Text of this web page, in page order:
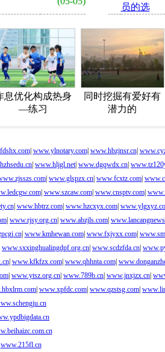
员的选
化构成热身
—练习
同时挖掘有爱好有
潜力的
| www.ylnotary.com| www.hbzjnsr.cn|
www.hljgl.net| www.dgqwdx.cn
www.glspzx.cn www.fcxtz.com
| www.szcaw.com| www.cnsptv.com|
| www.hbtrz.com| www.hzcxyx.com|
www.rjsy.org.cn www.abzjls.com
| www.kmhewan.com| www.fxjyxx.com|
www.sxxinghualingdpf.org.cn www.scdzfda.cn
| www.kfkfzx.com| www.qhhnta.com|
www.ytsz.org.cn www.789b.cn www.jnxjzx.cn
www.xpfdc.com www.qzstsg.com
www.215fl.cn